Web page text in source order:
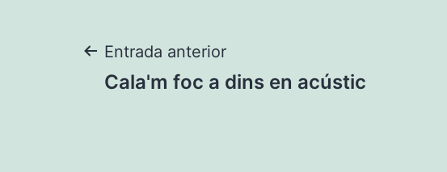
Navegació
Entrada anterior
Cala'm foc a dins en acústic